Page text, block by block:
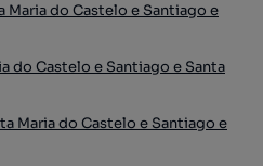
Maria do Castelo e Santiago e
do Castelo e Santiago e Santa
Maria do Castelo e Santiago e